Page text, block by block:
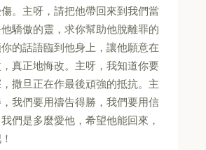
。主呀，請把他帶回來到我們當
驕傲的靈，求你幫助他脫離罪的
的話語臨到他身上，讓他願意在
真正地悔改。主呀，我知道你要
撒旦正在作最後頑強的抵抗。主
我們要用禱告得勝，我們要用信
們是多麼愛他，希望他能回來，